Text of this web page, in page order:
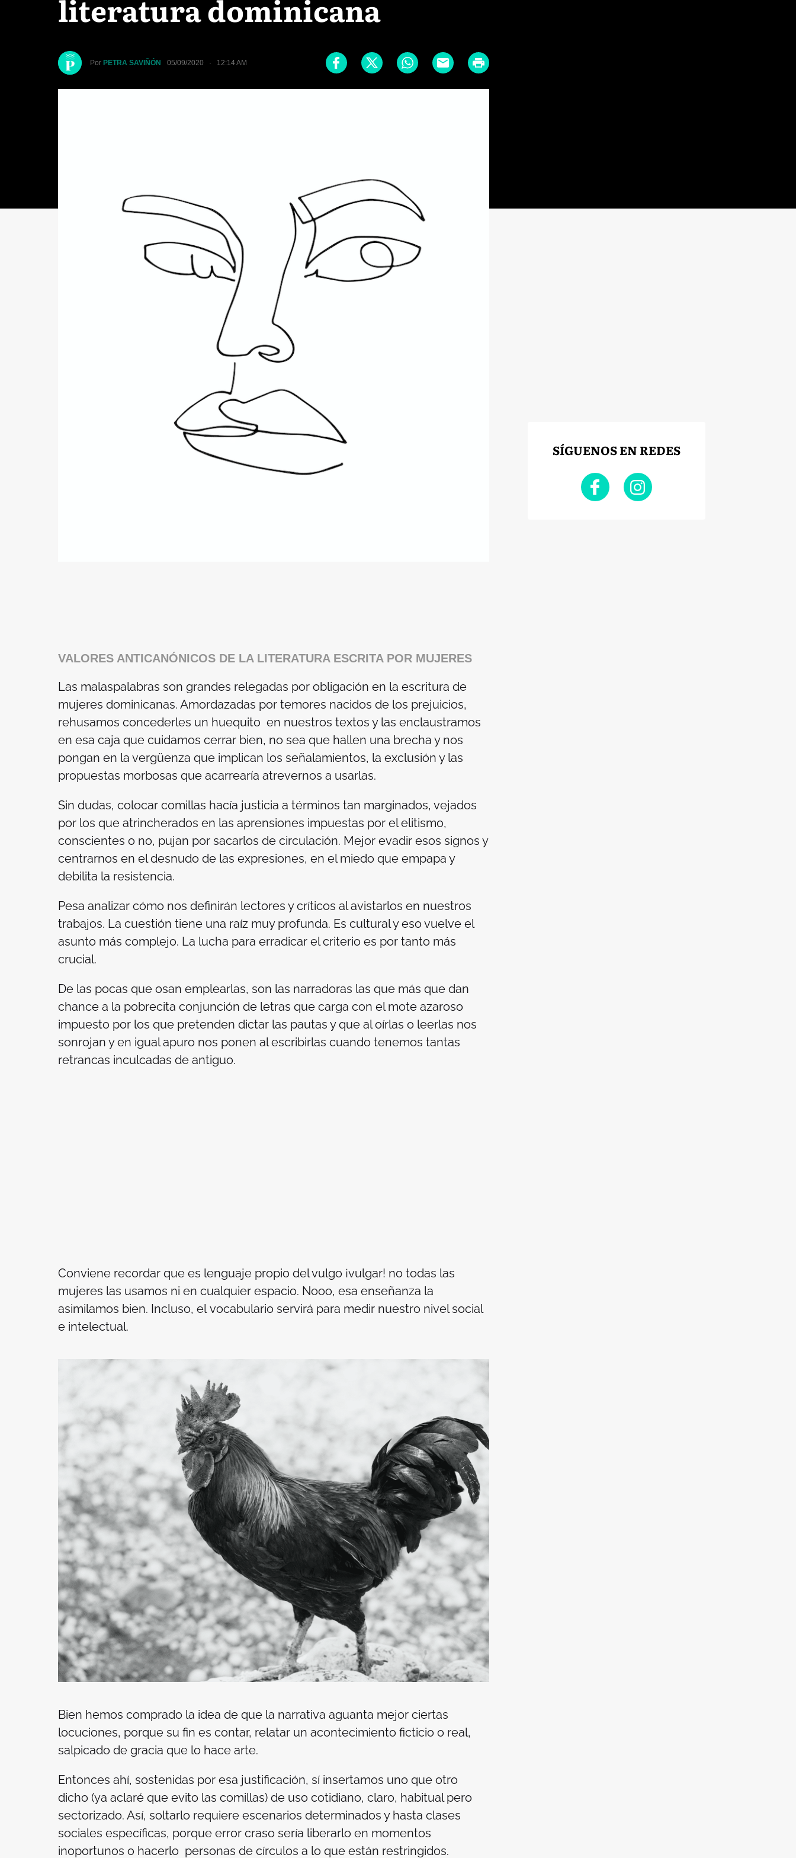
literatura dominicana
Por PETRA SAVIÑÓN 05/09/2020 · 12:14 AM
VALORES ANTICANÓNICOS DE LA LITERATURA ESCRITA POR MUJERES
Las malaspalabras son grandes relegadas por obligación en la escritura de
mujeres dominicanas. Amordazadas por temores nacidos de los prejuicios,
rehusamos concederles un huequito en nuestros textos y las enclaustramos
en esa caja que cuidamos cerrar bien, no sea que hallen una brecha y nos
pongan en la vergüenza que implican los señalamientos, la exclusión y las
propuestas morbosas que acarrearía atrevernos a usarlas.
Sin dudas, colocar comillas hacía justicia a términos tan marginados, vejados
por los que atrincherados en las aprensiones impuestas por el elitismo,
conscientes o no, pujan por sacarlos de circulación. Mejor evadir esos signos y
centrarnos en el desnudo de las expresiones, en el miedo que empapa y
debilita la resistencia.
Pesa analizar cómo nos definirán lectores y críticos al avistarlos en nuestros
trabajos. La cuestión tiene una raíz muy profunda. Es cultural y eso vuelve el
asunto más complejo. La lucha para erradicar el criterio es por tanto más
crucial.
De las pocas que osan emplearlas, son las narradoras las que más que dan
chance a la pobrecita conjunción de letras que carga con el mote azaroso
impuesto por los que pretenden dictar las pautas y que al oírlas o leerlas nos
sonrojan y en igual apuro nos ponen al escribirlas cuando tenemos tantas
retrancas inculcadas de antiguo.
Conviene recordar que es lenguaje propio del vulgo ¡vulgar! no todas las
mujeres las usamos ni en cualquier espacio. Nooo, esa enseñanza la
asimilamos bien. Incluso, el vocabulario servirá para medir nuestro nivel social
e intelectual.
Bien hemos comprado la idea de que la narrativa aguanta mejor ciertas
locuciones, porque su fin es contar, relatar un acontecimiento ficticio o real,
salpicado de gracia que lo hace arte.
Entonces ahí, sostenidas por esa justificación, sí insertamos uno que otro
dicho (ya aclaré que evito las comillas) de uso cotidiano, claro, habitual pero
sectorizado. Así, soltarlo requiere escenarios determinados y hasta clases
sociales específicas, porque error craso sería liberarlo en momentos
inoportunos o hacerlo personas de círculos a lo que están restringidos.
SÍGUENOS EN REDES